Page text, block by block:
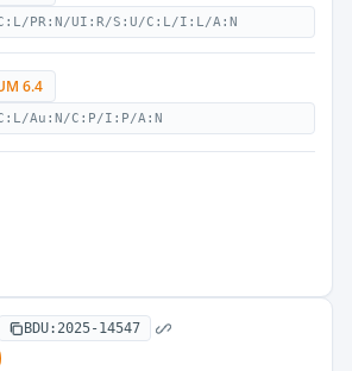
PR:N/UI:R/S:U/C:L/I:L/A:N
6.4
Au:N/C:P/I:P/A:N
BDU:2025-14547